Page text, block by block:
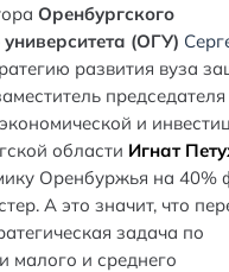
Оренбургского
(ОГУ) С
развития вуза
председателя
и
области Игнат
Оренбуржья на 40%
А это значит, что
задача по
и среднего